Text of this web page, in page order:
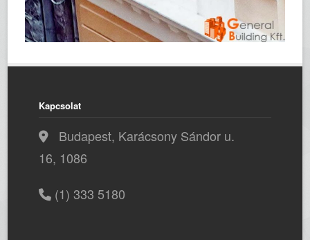
Kapcsolat
Budapest, Karácsony Sándor u.
16, 1086
(1) 333 5180